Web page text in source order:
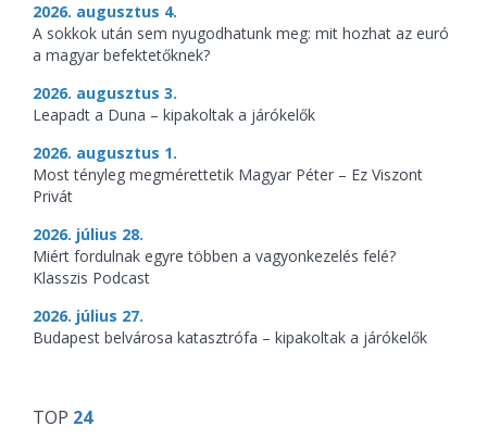
2026. augusztus 4.
A sokkok után sem nyugodhatunk meg: mit hozhat az euró
a magyar befektetőknek?
2026. augusztus 3.
Leapadt a Duna – kipakoltak a járókelők
2026. augusztus 1.
Most tényleg megmérettetik Magyar Péter – Ez Viszont
Privát
2026. július 28.
Miért fordulnak egyre többen a vagyonkezelés felé?
Klasszis Podcast
2026. július 27.
Budapest belvárosa katasztrófa – kipakoltak a járókelők
TOP 24